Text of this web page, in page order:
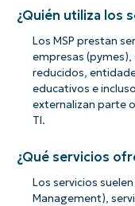
¿Quién utiliza los
Los MSP prestan
empresas
reducidos,
educativos e
externalizan parte
TI.
¿Qué servicios
Los servicios
Management),